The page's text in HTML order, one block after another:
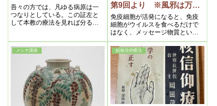
吾々の方では、凡ゆる病原は一
つなりとしている。この証左と
して本教の療法を見れば分る
る。処が医学で唱える病理とい
うのは、実は機械的測定の結果
を基準とした推理臆測でしかな
いので、何よりも根本原理が分
っているとすれば、其原理通り
に治療を行えばそれで治る筈
で、敢て動物実験などの必要は
ない筈である。従ってこの事だ
第9回より ※風邪は万病
の元ではなく万病の予防！
免疫細胞が活発になると、免疫
細胞がウイルスを食べるだけで
はなく、メッセージ物質という
ものを出しているということが
最近わかってきていて、認知機
能を高めるとか心臓の機能を高
める、肝臓の機能を高めるな
ど、免疫機能を高めることで出
している。だから私は風邪は万
病の元ではなく、風邪は万病の
予防であるというわけです。
メシヤ講座 結核信仰療法